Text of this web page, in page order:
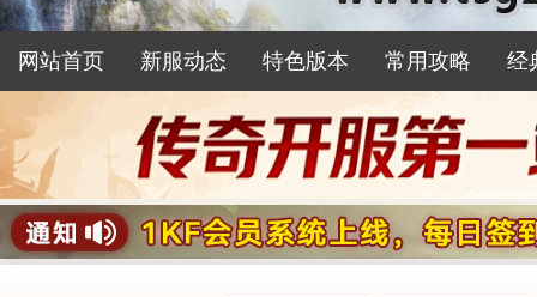
网站首页 新服动态 特色版本 常用攻略 经